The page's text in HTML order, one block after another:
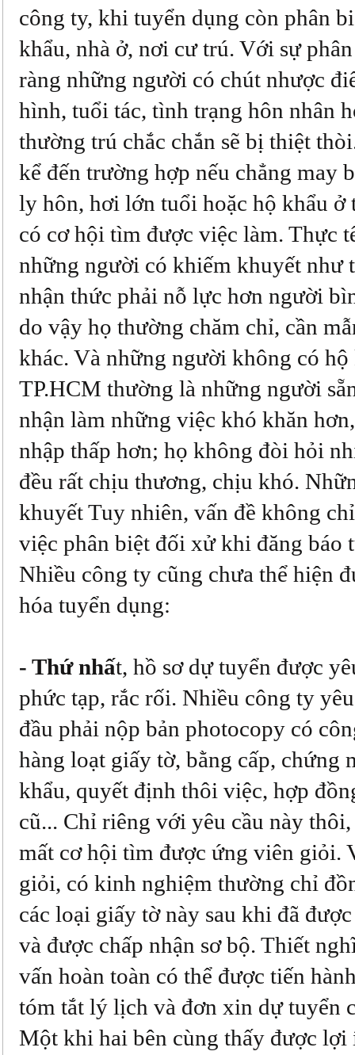
công ty, khi tuyển dụng còn phân
khẩu, nhà ở, nơi cư trú. Với sự
ràng những người có chút nhược
hình, tuổi tác, tình trạng hôn nhân
thường trú chắc chắn sẽ bị thiệt
kể đến trường hợp nếu chẳng may
ly hôn, hơi lớn tuổi hoặc hộ khẩu
có cơ hội tìm được việc làm. Thực
những người có khiếm khuyết như
nhận thức phải nỗ lực hơn người
do vậy họ thường chăm chỉ, cần
khác. Và những người không có hộ
TP.HCM thường là những người
nhận làm những việc khó khăn
nhập thấp hơn; họ không đòi hỏi
đều rất chịu thương, chịu khó.
khuyết Tuy nhiên, vấn đề không
việc phân biệt đối xử khi đăng báo
Nhiều công ty cũng chưa thể hiện
hóa tuyển dụng:
- Thứ nhất, hồ sơ dự tuyển được
phức tạp, rắc rối. Nhiều công ty
đầu phải nộp bản photocopy có
hàng loạt giấy tờ, bằng cấp, chứng
khẩu, quyết định thôi việc, hợp
cũ... Chỉ riêng với yêu cầu này
mất cơ hội tìm được ứng viên giỏi.
giỏi, có kinh nghiệm thường chỉ
các loại giấy tờ này sau khi đã
và được chấp nhận sơ bộ. Thiết
vấn hoàn toàn có thể được tiến
tóm tắt lý lịch và đơn xin dự tuyển
Một khi hai bên cùng thấy được lợi